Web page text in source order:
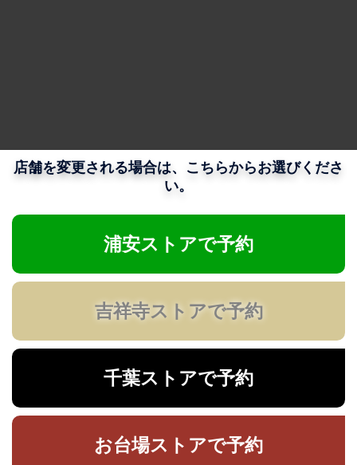
店舗を変更される場合は、こちらからお選びくださ
い。
浦安ストアで予約
吉祥寺ストアで予約
千葉ストアで予約
お台場ストアで予約